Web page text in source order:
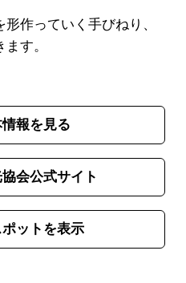
作っていく手びねり、
す。
報を見る
会公式サイト
ポットを表示